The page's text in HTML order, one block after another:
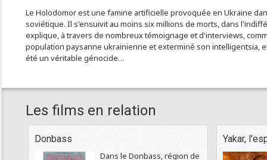
Le Holodomor est une famine artificielle provoquée en Ukraine
soviétique. Il s'ensuivit au moins six millions de morts, dans
explique, à travers de nombreux témoignage et d'interviews,
population paysanne ukrainienne et exterminé son intelligentsia,
été un véritable génocide…
Les films en relation
Donbass
Dans le Donbass, région de
Yakar,